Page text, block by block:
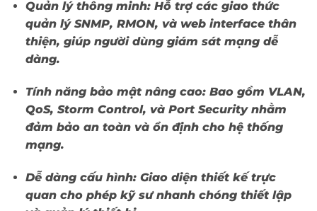
Quản lý thông minh:Hỗ trợ các giao thức
quản lý SNMP, RMON, và web interface thân
thiện, giúp người dùng giám sát mạng dễ
dàng.
Tính năng bảo mật nâng cao:Bao gồm VLAN,
QoS, Storm Control, và Port Security nhằm
đảm bảo an toàn và ổn định cho hệ thống
mạng.
Dễ dàng cấu hình:Giao diện thiết kế trực
quan cho phép kỹ sư nhanh chóng thiết lập